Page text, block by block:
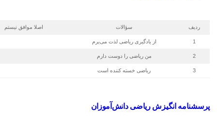
ردیف سؤالات اصلا موافق نیستم
1 از یادگیری ریاضی لذت می‌برم
2 من ریاضی را دوست دارم
3 ریاضی خسته‌ کننده است
پرسشنامه انگیزش ریاضی دانش‌آموزان